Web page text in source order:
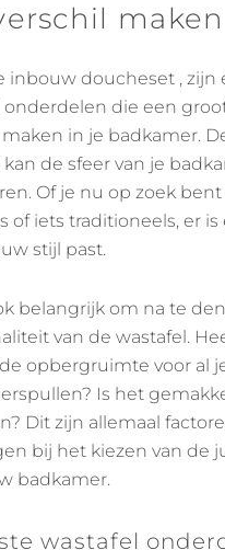
maken
inbouw doucheset , zijn
onderdelen die een
in je badkamer.
kan de sfeer van je
Of je nu op zoek bent
of iets traditioneels, er is
stijl past.
belangrijk om na te
van de wastafel.
opbergruimte voor al
Is het
Dit zijn allemaal
bij het kiezen van de
badkamer.
wastafel